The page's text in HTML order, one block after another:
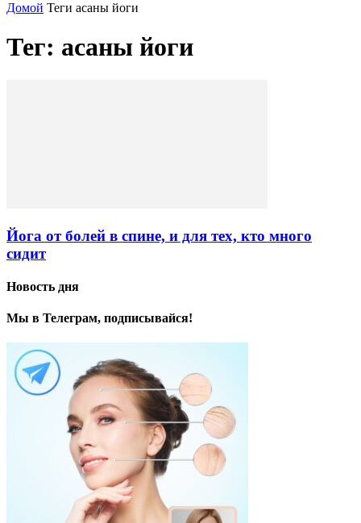
Домой Теги асаны йоги
Тег: асаны йоги
Йога от болей в спине, и для тех, кто много
сидит
Новость дня
Мы в Телеграм, подписывайся!